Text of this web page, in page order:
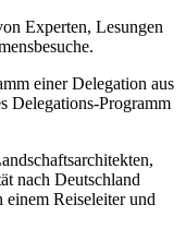
Experten, Lesungen
einer Delegation aus
Delegations-Programm
nach Deutschland
Reiseleiter und